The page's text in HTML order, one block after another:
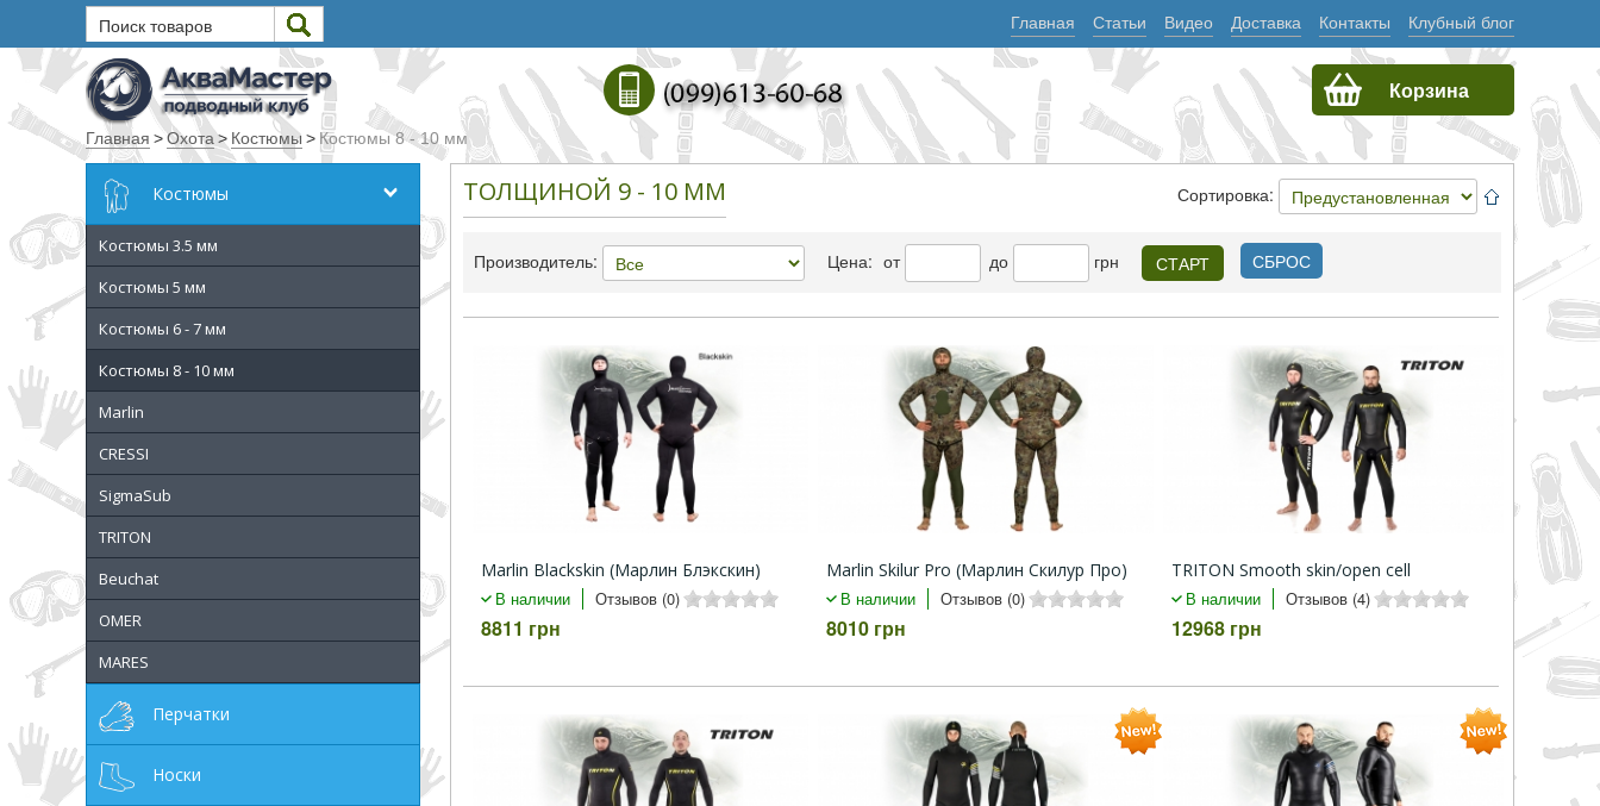
Главная Статьи Видео Доставка Контакты Клубный блог
Поиск товаров
Текст
Искать
Любое из слов
Все слова
Точное совпадение
Категории
Производитель
_JSHOP_SEARCH_COINS
от
до
грн
ОТМЕНА
Корзина
Главная >Охота > Костюмы > Костюмы 8 - 10 мм
Костюмы
Костюмы 3.5 мм
Костюмы 5 мм
Костюмы 6 - 7 мм
Костюмы 8 - 10 мм
Marlin
CRESSI
SigmaSub
TRITON
Beuchat
OMER
MARES
Перчатки
Носки
ТОЛЩИНОЙ 9 - 10 ММ Сортировка:
Производитель: Цена: от до грн СБРОС
Marlin Blackskin (Марлин Блэкскин)
В наличии
Отзывов (0)
8811 грн
Marlin Skilur Pro (Марлин Скилур Про)
В наличии
Отзывов (0)
8010 грн
TRITON Smooth skin/open cell
В наличии
Отзывов (4)
12968 грн